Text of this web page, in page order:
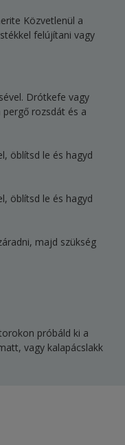
Közvetlenül a
felújítani vagy
Drótkefe vagy
rozsdát és a
öblítsd le és hagyd
öblítsd le és hagyd
majd szükség
próbáld ki a
vagy kalapácslakk